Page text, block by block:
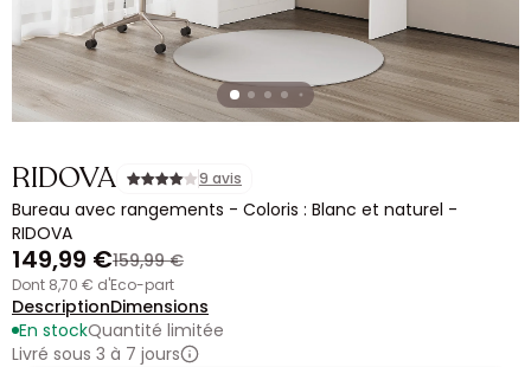
RIDOVA 9 avis
Bureau avec rangements - Coloris : Blanc et naturel -
RIDOVA
149,99 €159,99 €
dont 8,70 € d'Eco-part
DescriptionDimensions
En stockQuantité limitée
Livré sous 3 à 7 jours